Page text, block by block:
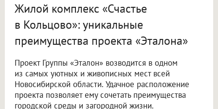
Жилой комплекс «Счастье
в Кольцово»: уникальные
преимущества проекта «Эталона»
Проект Группы «Эталон» возводится в одном
из самых уютных и живописных мест всей
Новосибирской области. Удачное расположение
проекта позволяет ему сочетать преимущества
городской среды и загородной жизни.